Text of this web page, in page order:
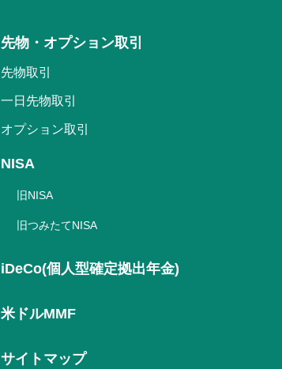
先物・オプション取引
先物取引
一日先物取引
オプション取引
NISA
旧NISA
旧つみたてNISA
iDeCo(個人型確定拠出年金)
米ドルMMF
サイトマップ